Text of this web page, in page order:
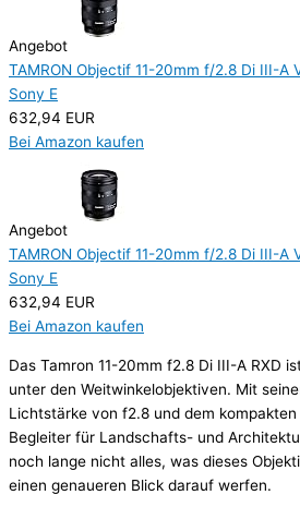
Angebot
TAMRON Objectif 11-20mm f/2.8 Di III-A
Sony E
632,94 EUR
Bei Amazon kaufen
Angebot
TAMRON Objectif 11-20mm f/2.8 Di III-A
Sony E
632,94 EUR
Bei Amazon kaufen
Das Tamron 11-20mm f2.8 Di III-A RXD
unter den Weitwinkelobjektiven. Mit
Lichtstärke von f2.8 und dem
Begleiter für Landschafts- und
noch lange nicht alles, was dieses
einen genaueren Blick darauf werfen.